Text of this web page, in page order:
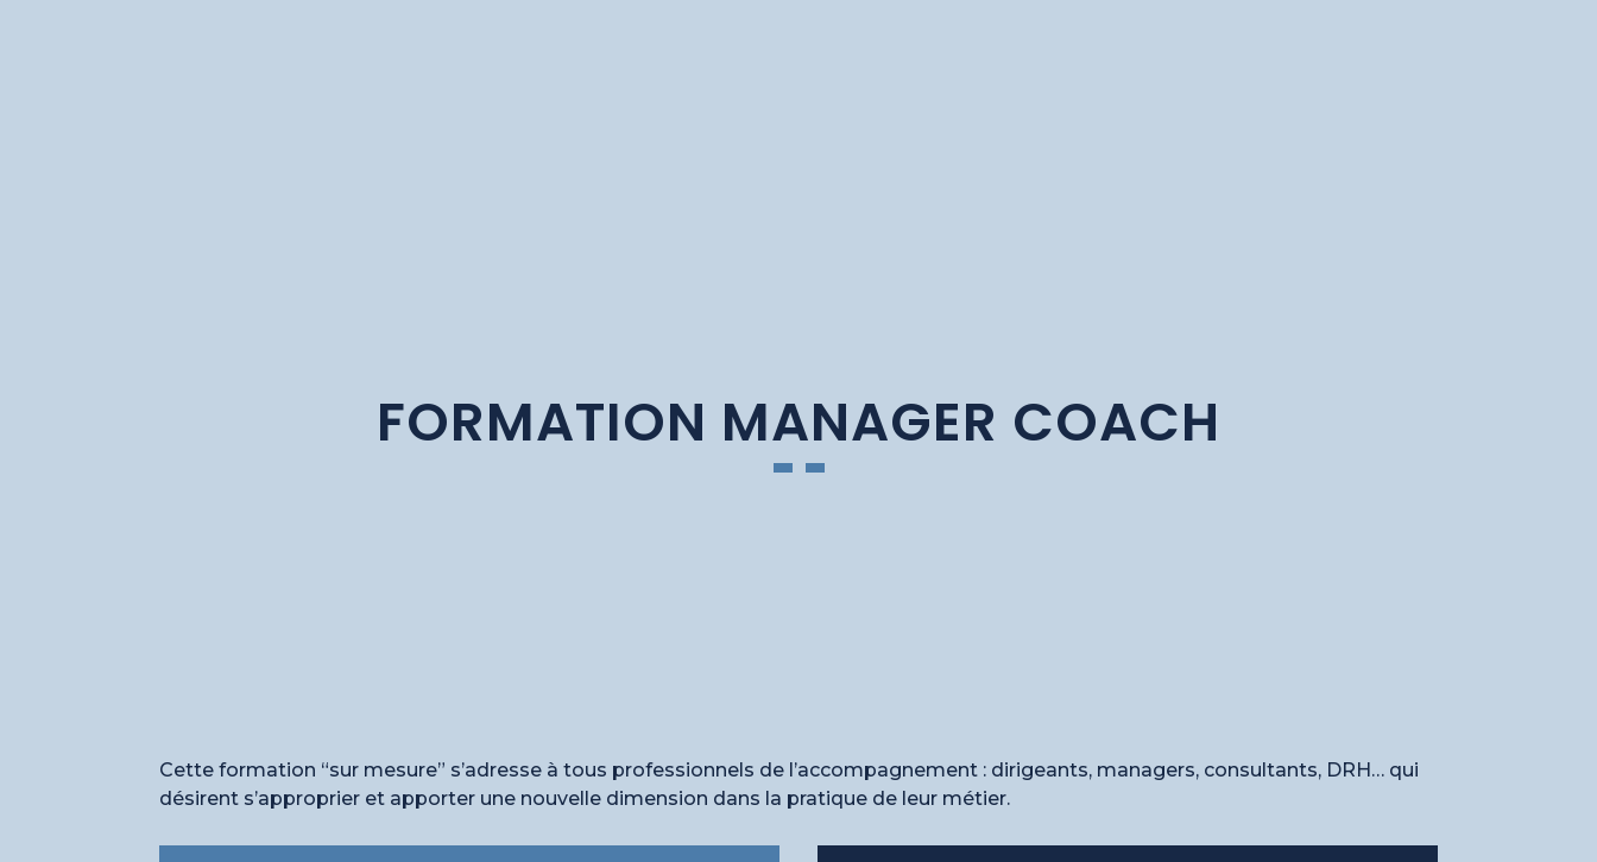
FORMATION MANAGER COACH
Cette formation “sur mesure” s’adresse à tous professionnels de l’accompagnement : dirigeants, managers, consultants, DRH… qui
désirent s’approprier et apporter une nouvelle dimension dans la pratique de leur métier.